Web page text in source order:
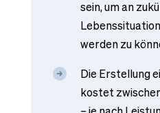
sein, um an
werden zu
Die Erstellung
kostet